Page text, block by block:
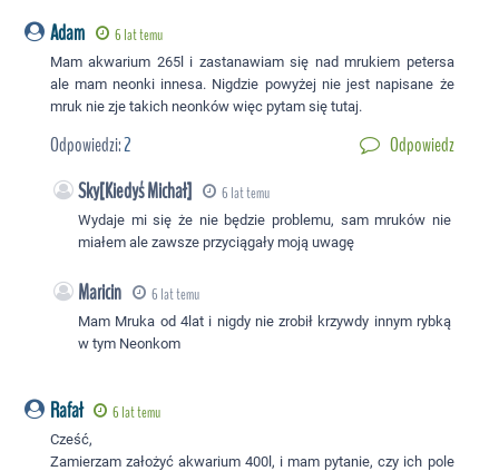
Adam 6 lat temu
Mam akwarium 265l i zastanawiam się nad mrukiem petersa
ale mam neonki innesa. Nigdzie powyżej nie jest napisane że
mruk nie zje takich neonków więc pytam się tutaj.
Odpowiedzi:2 Odpowiedz
Sky[Kiedyś Michał] 6 lat temu
Wydaje mi się że nie będzie problemu, sam mruków nie
miałem ale zawsze przyciągały moją uwagę
Maricin 6 lat temu
Mam Mruka od 4lat i nigdy nie zrobił krzywdy innym rybką
w tym Neonkom
Rafał 6 lat temu
Cześć,
Zamierzam założyć akwarium 400l, i mam pytanie, czy ich pole